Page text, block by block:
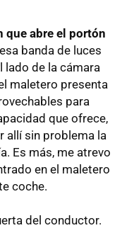
que abre el portón
banda de luces
de la cámara
maletero presenta
para
que ofrece,
allí sin problema la
Es más, me atrevo
en el maletero
coche.
del conductor.